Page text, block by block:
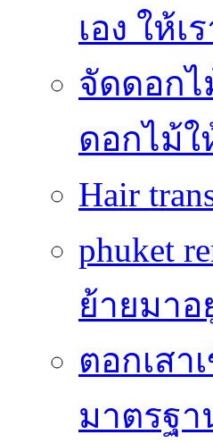
เอง ให้เ
จัดดอก
ดอกไม้
Hair
phuket
ย้ายมาอ
ตอกเสา
มาตรฐา